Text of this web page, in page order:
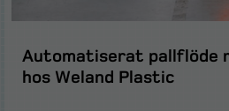
Automatiserat pallflöde
hos Weland Plastic